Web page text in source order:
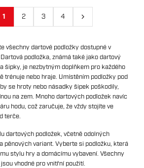
1 2 3 4 Další
všechny dartové podložky dostupné v
podložka, známá také jako dartový
šipky, je nezbytným doplňkem pro každého
trénuje nebo hraje. Umístěním podložky pod
se hroty nebo násadky šipek poškodily,
na zem. Mnoho dartových podložek navíc
hodu, což zaručuje, že vždy stojíte ve
terče.
dartových podložek, včetně odolných
pěnových variant. Vyberte si podložku, která
stylu hry a domácímu vybavení. Všechny
vhodné pro vnitřní použití.